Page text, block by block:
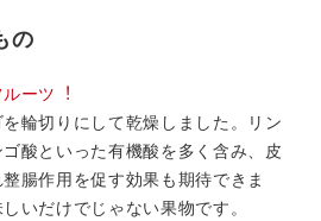
の
ーツ︕
輪切りにして乾燥しました。リン
酸といった有機酸を多く含み、皮
腸作用を促す効果も期待できま
いだけでじゃない果物です。